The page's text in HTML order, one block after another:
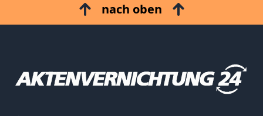
nach oben